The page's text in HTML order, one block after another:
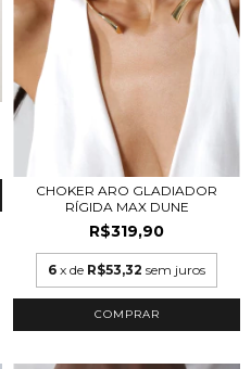
CHOKER ARO GLADIADOR
RÍGIDA MAX DUNE
R$319,90
6 x de R$53,32 sem juros
COMPRAR